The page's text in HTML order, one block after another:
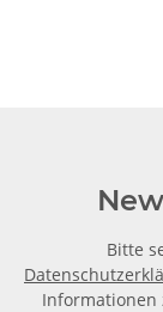
Bitte
Informationen